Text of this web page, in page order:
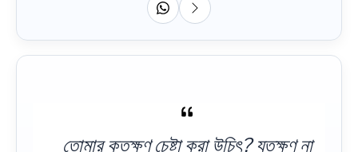
তোমার কতক্ষণ চেষ্টা করা উচি‌ৎ? যতক্ষণ না